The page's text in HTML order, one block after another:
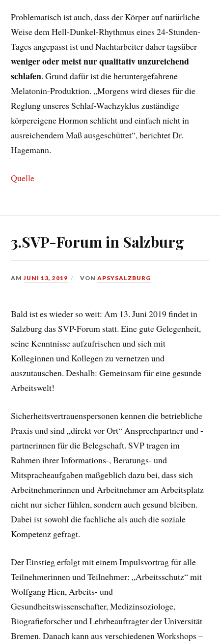
Problematisch ist auch, dass der Körper auf natürliche
Weise dem Hell-Dunkel-Rhythmus eines 24-Stunden-
Tages angepasst ist und Nachtarbeiter daher tagsüber
weniger oder meist nur qualitativ unzureichend
schlafen. Grund dafür ist die heruntergefahrene
Melatonin-Produktion. „Morgens wird dieses für die
Reglung unseres Schlaf-Wachzyklus zuständige
körpereigene Hormon schlicht und einfach nicht in
ausreichendem Maß ausgeschüttet“, berichtet Dr.
Hagemann.
Quelle
3.SVP-Forum in Salzburg
AMJUNI 13, 2019 VONAPSYSALZBURG
Bald ist es wieder so weit: Am 13. Juni 2019 findet in
Salzburg das SVP-Forum statt. Eine gute Gelegenheit,
seine Kenntnisse aufzufrischen und sich mit
Kolleginnen und Kollegen zu vernetzen und
auszutauschen. Deshalb: Gemeinsam für eine gesunde
Arbeitswelt!
Sicherheitsvertrauenspersonen kennen die betriebliche
Praxis und sind „direkt vor Ort“ Ansprechpartner und -
partnerinnen für die Belegschaft. SVP tragen im
Rahmen ihrer Informations-, Beratungs- und
Mitspracheaufgaben maßgeblich dazu bei, dass sich
Arbeitnehmerinnen und Arbeitnehmer am Arbeitsplatz
nicht nur sicher fühlen, sondern auch gesund bleiben.
Dabei ist sowohl die fachliche als auch die soziale
Kompetenz gefragt.
Der Einstieg erfolgt mit einem Impulsvortrag für alle
Teilnehmerinnen und Teilnehmer: „Arbeitsschutz“ mit
Wolfgang Hien, Arbeits- und
Gesundheitswissenschafter, Medizinsoziologe,
Biografieforscher und Lehrbeauftragter der Universität
Bremen. Danach kann aus verschiedenen Workshops –